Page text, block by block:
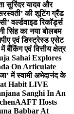
सुरिंदर यादव और
की शूटिंग ग्रैंड
वर्ल्डवाइड रिकॉर्ड्स
सिंह का नया बोलबम
एवं डिस्ट्रेस्ड एसेट
एवं वित्तीय क्षेत्र
Sahai Explores
On Articulate
में स्वामी अभेदानंद के
Habit LIVE
Sanghi In An
AAFT Hosts
Babbar At